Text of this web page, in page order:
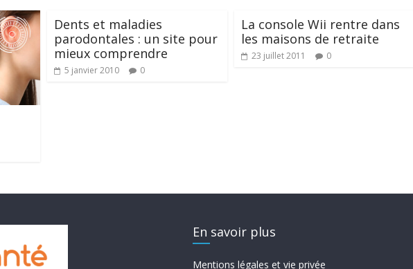
Dents et maladies
parodontales : un site pour
mieux comprendre
5 janvier 2010 0
La console Wii rentre dans
les maisons de retraite
23 juillet 2011 0
En savoir plus
Mentions légales et vie privée